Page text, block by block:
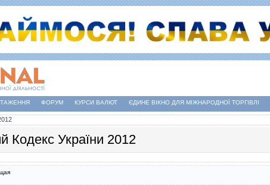
ФОРУМ КУРСИ ВАЛЮТ ЄДИНЕ ВІКНО ДЛЯ МІЖНАРОДНОЇ ТОРГІВЛІ
Кодекс України 2012